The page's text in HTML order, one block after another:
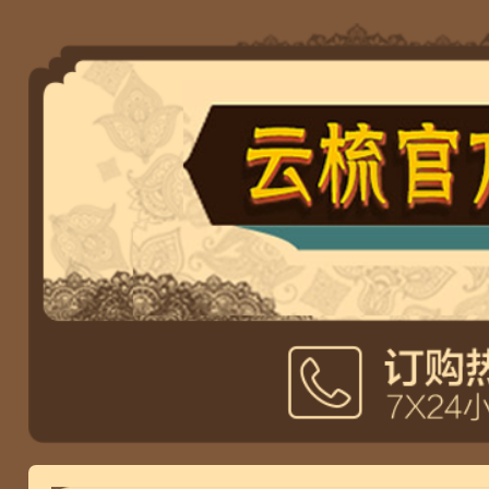
高立*3分钟前关注